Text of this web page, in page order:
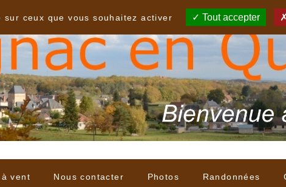
vent Nous contacter Photos Randonnées
ceux que vous souhaitez activer
Tout accepter